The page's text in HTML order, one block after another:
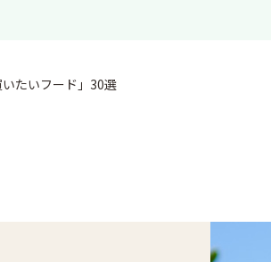
たいフード」30選